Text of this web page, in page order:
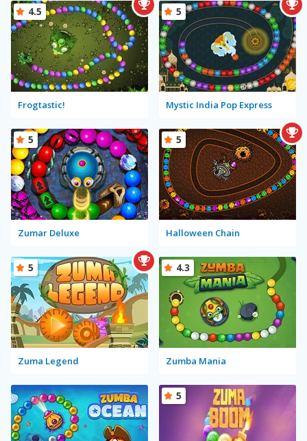
Frogtastic!
4.5
Mystic India Pop Express
5
Zumar Deluxe
5
Halloween Chain
5
Zuma Legend
5
Zumba Mania
4.3
5